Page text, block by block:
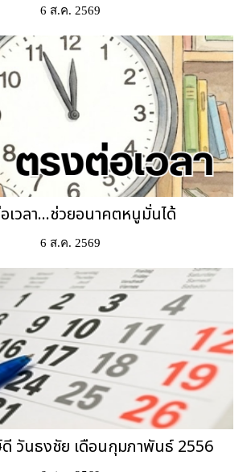
6 ส.ค. 2569
เวลา...ช่วยอนาคตหนูมั่นได้
6 ส.ค. 2569
วันธงชัย เดือนกุมภาพันธ์ 2556